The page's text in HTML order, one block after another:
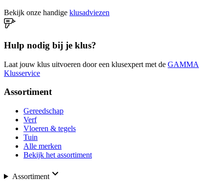
Bekijk onze handige klusadviezen
Hulp nodig bij je klus?
Laat jouw klus uitvoeren door een klusexpert met de GAMMA
Klusservice
Assortiment
Gereedschap
Verf
Vloeren & tegels
Tuin
Alle merken
Bekijk het assortiment
Assortiment